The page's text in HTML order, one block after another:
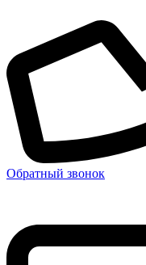
Обратный звонок